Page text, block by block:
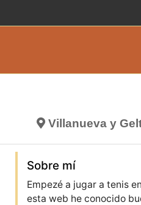
Villanueva y
Sobre mí
Empezé a jugar a tenis
esta web he conocido